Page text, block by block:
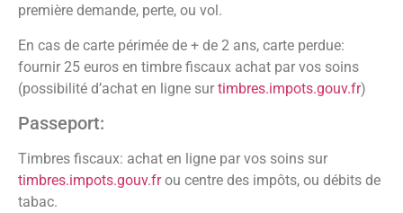
première demande, perte, ou vol.
En cas de carte périmée de + de 2 ans, carte perdue:
fournir 25 euros en timbre fiscaux achat par vos soins
(possibilité d’achat en ligne sur timbres.impots.gouv.fr)
Passeport:
Timbres fiscaux: achat en ligne par vos soins sur
timbres.impots.gouv.frou centre des impôts, ou débits de
tabac.